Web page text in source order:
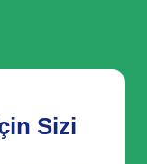
Sizi